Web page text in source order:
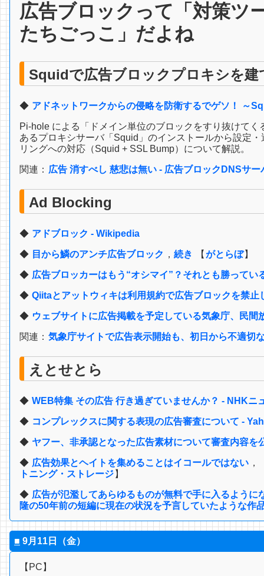
広告ブロックって「対策ツ
たちごっこ」だよね
Squidで広告ブロックプロキシを建
◆ アドネットワークからの侵略を防衛するでゲソ！ ～
Pi-hole による「ドメイン単位のブロックをすり抜けて
あるプロキシサーバ「Squid」のインストールから設定
リングへの対応（Squid + SSL Bump）について解説。
関連： 広告 消すべし 慈悲は無い - 広告ブロックDNSサ
Ad Blocking
◆ アドブロック - Wikipedia
◆ 目から鱗のアンチ広告ブロック ， 続き 【 がとらぼ】
◆ 広告ブロッカーはもう“オシマイ”？それとも勝って
◆ Qiitaとアットウィキは利用規約で広告ブロックを禁止
◆ ウェブサイトに広告掲載を予定している気象庁、民
関連： 気象庁サイトで広告表示開始も、初日から不適切
えとせとら
◆ WEB特集 その広告 行き過ぎていませんか？ - NHKニ
◆ コンプレックスに関する表現の広告審査について -
◆ ヤフー、非承認となった広告素材について審査内容
◆ 広告効果とヘイトを集めることはイコールではない ，
トニング・ストレージ 】
◆ 広告が氾濫してあらゆるものが無料で手に入るよう
隆の50年前の短編に現在の状況を予言していたような作
■ 9月11日（金）
【PC】